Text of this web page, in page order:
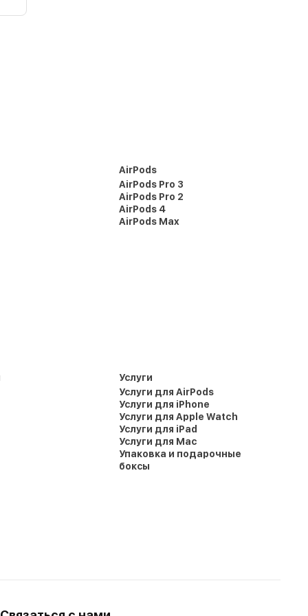
AirPods
AirPods Pro 3
AirPods Pro 2
AirPods 4
AirPods Max
Услуги
Услуги для AirPods
Услуги для iPhone
Услуги для Apple Watch
Услуги для iPad
Услуги для Mac
Упаковка и подарочные
боксы